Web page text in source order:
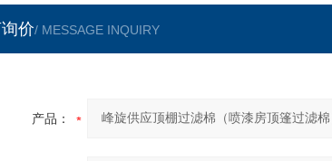
价/ MESSAGE INQUIRY
产品：